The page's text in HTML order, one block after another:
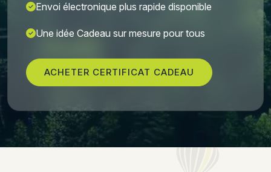
Envoi électronique plus rapide disponible
Une idée Cadeau sur mesure pour tous
ACHETER CERTIFICAT CADEAU